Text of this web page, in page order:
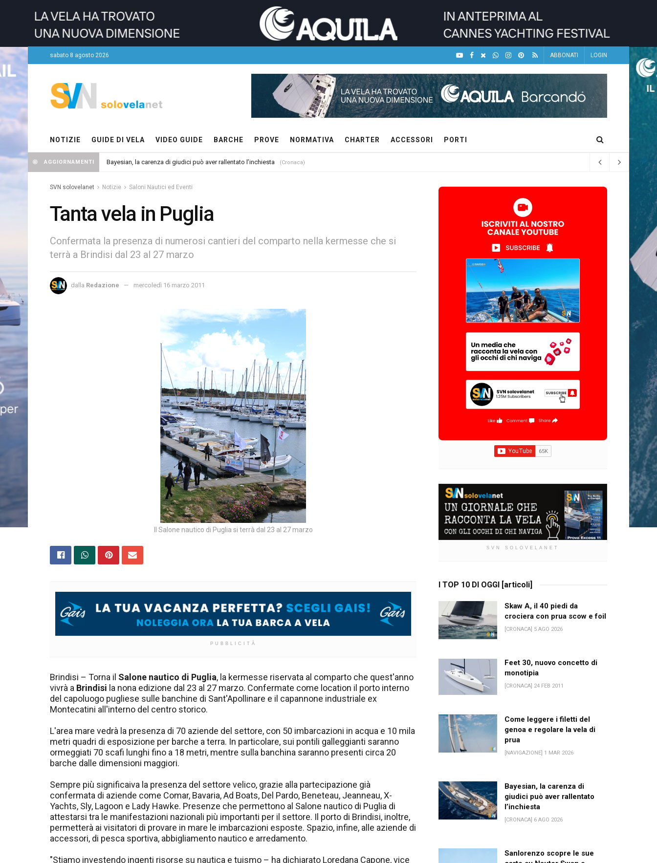
sabato 8 agosto 2026 ABBONATI LOGIN
NOTIZIE GUIDE DI VELA VIDEO GUIDE BARCHE PROVE NORMATIVA CHARTER ACCESSORI PORTI
AGGIORNAMENTI Bayesian, la carenza di giudici può aver rallentato l’inchiesta (Cronaca)
SVN solovelanet Notizie Saloni Nautici ed Eventi
Tanta vela in Puglia
Confermata la presenza di numerosi cantieri del comparto nella kermesse che si
terrà a Brindisi dal 23 al 27 marzo
dalla Redazione mercoledì 16 marzo 2011
Il Salone nautico di Puglia si terrà dal 23 al 27 marzo
PUBBLICITÀ
Brindisi – Torna il Salone nautico di Puglia, la kermesse riservata al comparto che quest'anno
vivrà a Brindisi la nona edizione dal 23 al 27 marzo. Confermate come location il porto interno
del capoluogo pugliese sulle banchine di Sant'Apollinare e il capannone industriale ex
Montecatini all'interno del centro storico.
L'area mare vedrà la presenza di 70 aziende del settore, con 50 imbarcazioni in acqua e 10 mila
metri quadri di esposizione per barche a terra. In particolare, sui pontili galleggianti saranno
ormeggiati 70 scafi lunghi fino a 18 metri, mentre sulla banchina saranno presenti circa 20
barche dalle dimensioni maggiori.
Sempre più significaiva la presenza del settore velico, grazie alla partecipazione già
confermata di aziende come Comar, Bavaria, Ad Boats, Del Pardo, Beneteau, Jeanneau, X-
Yachts, Sly, Lagoon e Lady Hawke. Presenze che permettono al Salone nautico di Puglia di
attestarsi tra le manifestazioni nazionali più importanti per il settore. Il porto di Brindisi, inoltre,
permetterà ai visitatori di provare in mare le imbarcazioni esposte. Spazio, infine, alle aziende di
accessori, di pesca sportiva, abbigliamento nautico e arredamento.
"Stiamo investendo ingenti risorse su nautica e tuismo – ha dichiarato Loredana Capone, vice
SVN SOLOVELANET
I TOP 10 DI OGGI [articoli]
Skaw A, il 40 piedi da
crociera con prua scow e foil
[CRONACA] 5 AGO 2026
Feet 30, nuovo concetto di
monotipia
[CRONACA] 24 FEB 2011
Come leggere i filetti del
genoa e regolare la vela di
prua
[NAVIGAZIONE] 1 MAR 2026
Bayesian, la carenza di
giudici può aver rallentato
l’inchiesta
[CRONACA] 6 AGO 2026
Sanlorenzo scopre le sue